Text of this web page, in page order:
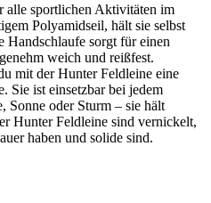
alle sportlichen Aktivitäten im
Polyamidseil, hält sie selbst
Handschlaufe sorgt für einen
weich und reißfest.
mit der Hunter Feldleine eine
Sie ist einsetzbar bei jedem
Sonne oder Sturm – sie hält
Hunter Feldleine sind vernickelt,
haben und solide sind.